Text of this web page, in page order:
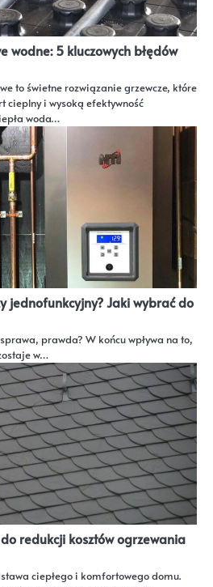
wodne: 5 kluczowych błędów
to świetne rozwiązanie grzewcze, które
i wysoką efektywność
woda…
jednofunkcyjny? Jaki wybrać do
prawda? W końcu wpływa na to,
w…
redukcji kosztów ogrzewania
ciepłego i komfortowego domu.